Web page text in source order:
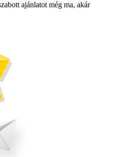
ajánlatot még ma, akár